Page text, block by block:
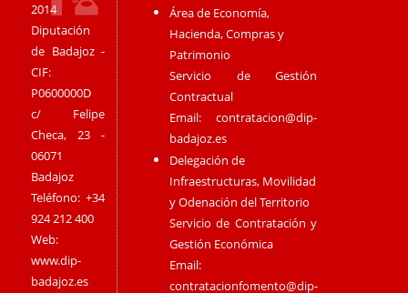
2014
Diputación
de Badajoz -
CIF:
P0600000D
c/ Felipe
Checa, 23 -
06071
Badajoz
Teléfono: +34
924 212 400
Web:
www.dip-
badajoz.es
Área de Economía,
Hacienda, Compras y
Patrimonio
Servicio de Gestión
Contractual
Email:contratacion@dip-
badajoz.es
Delegación de
Infraestructuras, Movilidad
y Odenación del Territorio
Servicio de Contratación y
Gestión Económica
Email:
contratacionfomento@dip-